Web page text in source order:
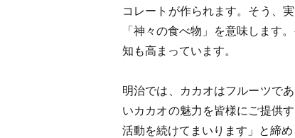
コレートが作られます。そう、
「神々の食べ物」を意味します
知も高まっています。
明治では、カカオはフルーツで
いカカオの魅力を皆様にご提供
活動を続けてまいります」と締め